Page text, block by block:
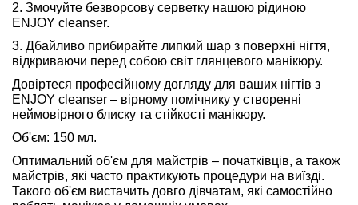
2. Змочуйте безворсову серветку нашою рідиною
ENJOY cleanser.
3. Дбайливо прибирайте липкий шар з поверхні нігтя,
відкриваючи перед собою світ глянцевого манікюру.
Довіртеся професійному догляду для ваших нігтів з
ENJOY cleanser – вірному помічнику у створенні
неймовірного блиску та стійкості манікюру.
Об'єм: 150 мл.
Оптимальний об'єм для майстрів – початківців, а також
майстрів, які часто практикують процедури на виїзді.
Такого об'єм вистачить довго дівчатам, які самостійно